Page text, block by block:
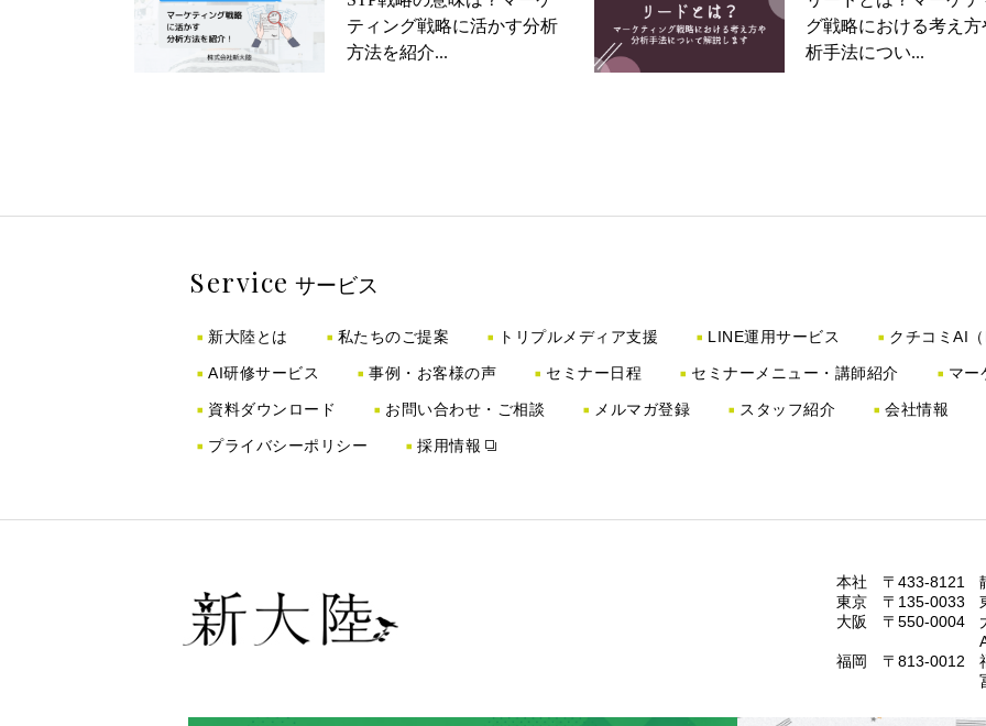
ティング戦略に活かす分析
方法を紹介...
グ戦略における考え方
析手法につい...
Service サービス
新大陸とは 私たちのご提案 トリプルメディア支援 LINE運用サービス クチコミAI
AI研修サービス 事例・お客様の声 セミナー日程 セミナーメニュー・講師紹介 マー
資料ダウンロード お問い合わせ・ご相談 メルマガ登録 スタッフ紹介 会社情報
プライバシーポリシー 採用情報
本社 〒433-8121
東京 〒135-0033
大阪 〒550-0004
福岡 〒813-0012